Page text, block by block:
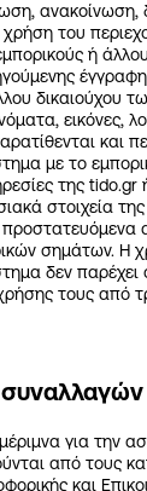
ανακοίνωση,
του
ή
δικαιούχου
εικόνες,
και
με το
της tido.gr
στοιχεία
σημάτων. Η
δεν
τους από
για την
από τους
και